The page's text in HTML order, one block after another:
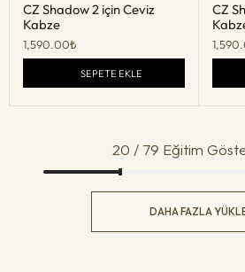
CZ Shadow 2 için Ceviz
Kabze
1,590.00₺
SEPETE EKLE
CZ
20 / 79 Eğitim
DAHA FAZLA